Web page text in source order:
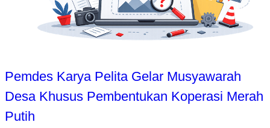
Pemdes Karya Pelita Gelar Musyawarah
Desa Khusus Pembentukan Koperasi Merah
Putih